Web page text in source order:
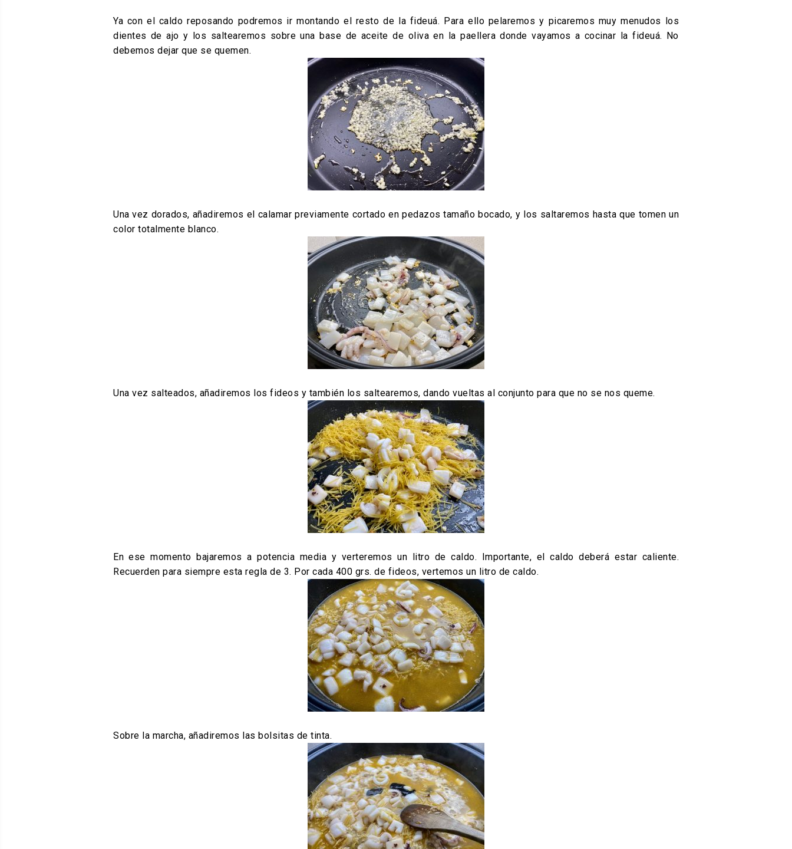
Ya con el caldo reposando podremos ir montando el resto de la fideuá. Para ello pelaremos y picaremos muy menudos los
dientes de ajo y los saltearemos sobre una base de aceite de oliva en la paellera donde vayamos a cocinar la fideuá. No
debemos dejar que se quemen.
Una vez dorados, añadiremos el calamar previamente cortado en pedazos tamaño bocado, y los saltaremos hasta que tomen un
color totalmente blanco.
Una vez salteados, añadiremos los fideos y también los saltearemos, dando vueltas al conjunto para que no se nos queme.
En ese momento bajaremos a potencia media y verteremos un litro de caldo. Importante, el caldo deberá estar caliente.
Recuerden para siempre esta regla de 3. Por cada 400 grs. de fideos, vertemos un litro de caldo.
Sobre la marcha, añadiremos las bolsitas de tinta.